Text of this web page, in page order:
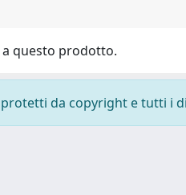
questo prodotto.
da copyright e tutti i